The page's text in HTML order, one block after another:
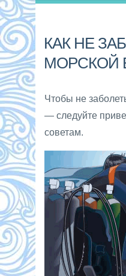
КАК НЕ
МОРСКОЙ
Чтобы не
— следуйте
советам.